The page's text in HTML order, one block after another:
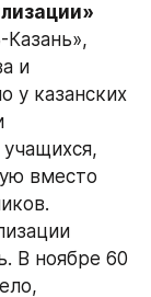
и
у казанских
вместо
В ноябре 60